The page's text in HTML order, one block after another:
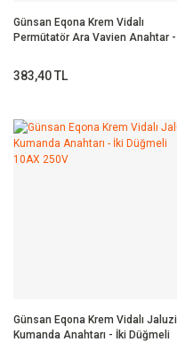
Günsan Eqona Krem Vidalı
Permütatör Ara Vavien Anahtar -
383,40 TL
Günsan Eqona Krem Vidalı Jaluzi
Kumanda Anahtarı - İki Düğmeli